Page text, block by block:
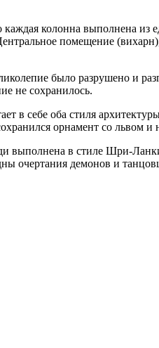
колонна выполнена из
помещение
было разрушено и
не сохранилось.
в себе оба стиля
орнамент со львом
в стиле Шри-
очертания демонов и